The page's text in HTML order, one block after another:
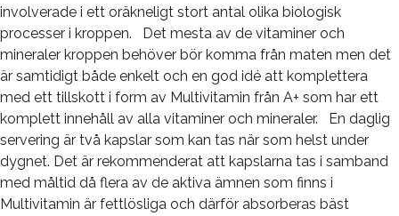
involverade i ett oräkneligt stort antal olika biologisk
processer i kroppen. Det mesta av de vitaminer och
mineraler kroppen behöver bör komma från maten men det
är samtidigt både enkelt och en god idé att komplettera
med ett tillskott i form av Multivitamin från A+ som har ett
komplett innehåll av alla vitaminer och mineraler. En daglig
servering är två kapslar som kan tas när som helst under
dygnet. Det är rekommenderat att kapslarna tas i samband
med måltid då flera av de aktiva ämnen som finns i
Multivitamin är fettlösliga och därför absorberas bäst